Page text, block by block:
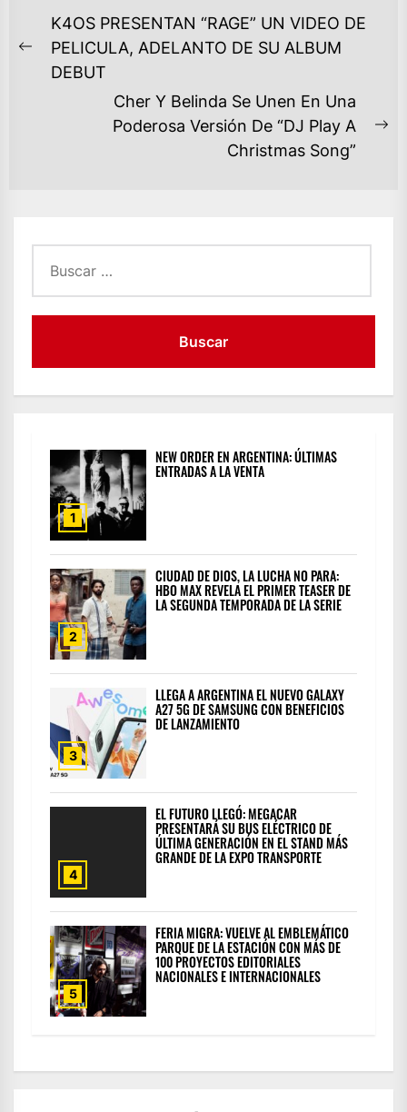
NAVEGACIÓN
DE
ENTRADAS
Previous
post:
K4OS PRESENTAN “RAGE” UN VIDEO DE
PELICULA, ADELANTO DE SU ALBUM
DEBUT
Cher Y Belinda Se Unen En Una
Poderosa Versión De “DJ Play A
Christmas Song”
1
NEW ORDER EN ARGENTINA: ÚLTIMAS
ENTRADAS A LA VENTA
2
CIUDAD DE DIOS, LA LUCHA NO PARA:
HBO MAX REVELA EL PRIMER TEASER DE
LA SEGUNDA TEMPORADA DE LA SERIE
3
LLEGA A ARGENTINA EL NUEVO GALAXY
A27 5G DE SAMSUNG CON BENEFICIOS
DE LANZAMIENTO
4
EL FUTURO LLEGÓ: MEGACAR
PRESENTARÁ SU BUS ELÉCTRICO DE
ÚLTIMA GENERACIÓN EN EL STAND MÁS
GRANDE DE LA EXPO TRANSPORTE
5
FERIA MIGRA: VUELVE AL EMBLEMÁTICO
PARQUE DE LA ESTACIÓN CON MÁS DE
100 PROYECTOS EDITORIALES
NACIONALES E INTERNACIONALES